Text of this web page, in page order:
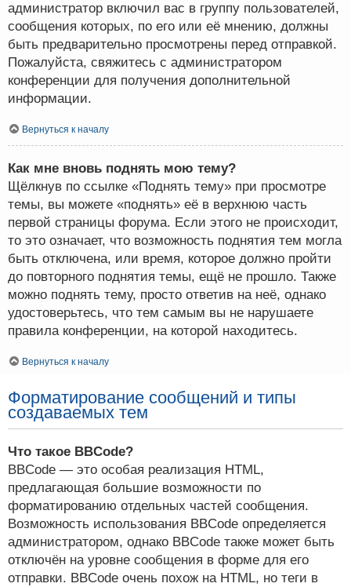
администратор включил вас в группу пользователей,
сообщения которых, по его или её мнению, должны
быть предварительно просмотрены перед отправкой.
Пожалуйста, свяжитесь с администратором
конференции для получения дополнительной
информации.
Вернуться к началу
Как мне вновь поднять мою тему?
Щёлкнув по ссылке «Поднять тему» при просмотре
темы, вы можете «поднять» её в верхнюю часть
первой страницы форума. Если этого не происходит,
то это означает, что возможность поднятия тем могла
быть отключена, или время, которое должно пройти
до повторного поднятия темы, ещё не прошло. Также
можно поднять тему, просто ответив на неё, однако
удостоверьтесь, что тем самым вы не нарушаете
правила конференции, на которой находитесь.
Вернуться к началу
Форматирование сообщений и типы
создаваемых тем
Что такое BBCode?
BBCode — это особая реализация HTML,
предлагающая большие возможности по
форматированию отдельных частей сообщения.
Возможность использования BBCode определяется
администратором, однако BBCode также может быть
отключён на уровне сообщения в форме для его
отправки. BBCode очень похож на HTML, но теги в